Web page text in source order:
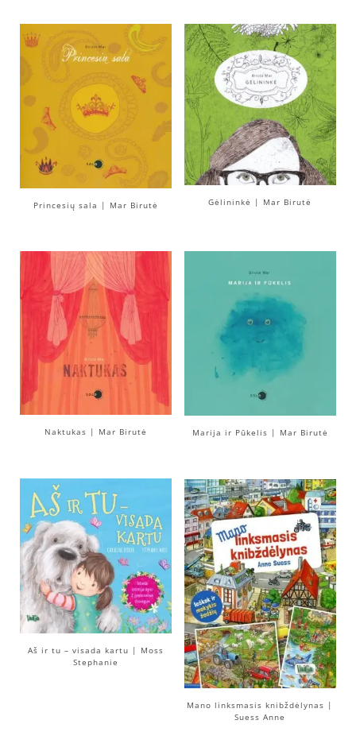
Princesių sala | Mar Birutė Gėlininkė | Mar Birutė
Naktukas | Mar Birutė Marija ir Pūkelis | Mar Birutė
Aš ir tu – visada kartu | Moss
Stephanie
Mano linksmasis knibždėlynas |
Suess Anne